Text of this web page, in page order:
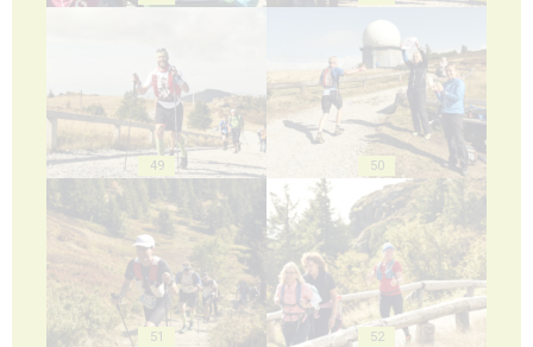
49 50
51 52